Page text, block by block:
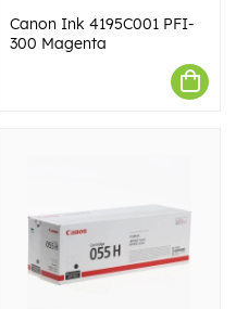
Canon Ink 4195C001 PFI-
300 Magenta